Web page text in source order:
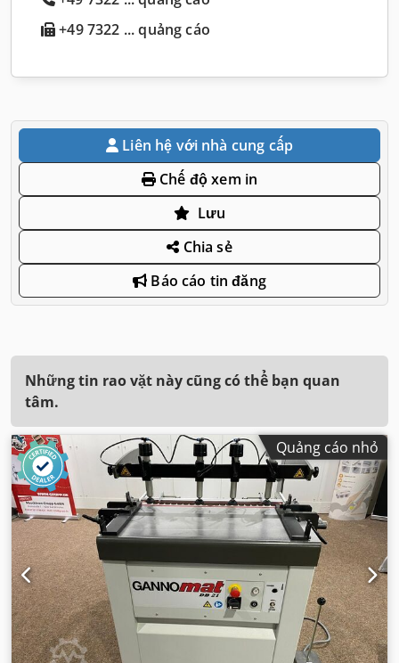
+49 7322 ... quảng cáo
Liên hệ với nhà cung cấp
Chế độ xem in
Lưu
Chia sẻ
Báo cáo tin đăng
Những tin rao vặt này cũng có thể bạn quan
tâm.
Quảng cáo nhỏ